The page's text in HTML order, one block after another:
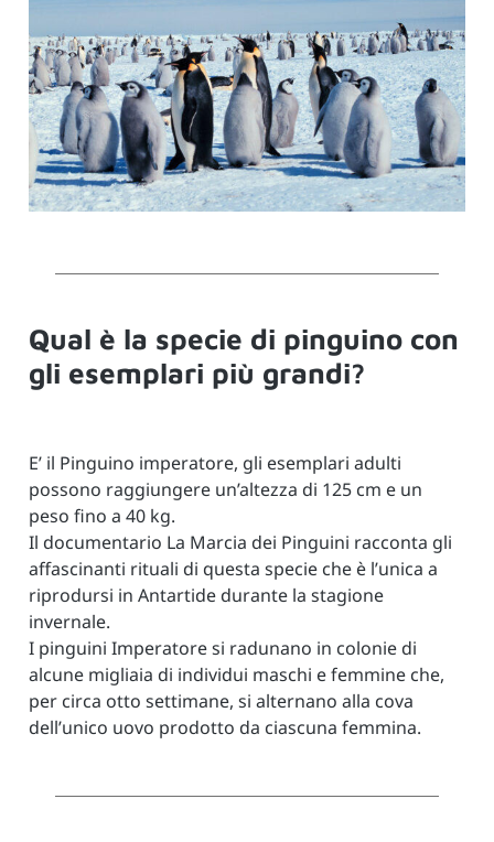
Qual è la specie di pinguino con
gli esemplari più grandi?
E’ il Pinguino imperatore, gli esemplari adulti
possono raggiungere un’altezza di 125 cm e un
peso fino a 40 kg.
Il documentario La Marcia dei Pinguini racconta gli
affascinanti rituali di questa specie che è l’unica a
riprodursi in Antartide durante la stagione
invernale.
I pinguini Imperatore si radunano in colonie di
alcune migliaia di individui maschi e femmine che,
per circa otto settimane, si alternano alla cova
dell’unico uovo prodotto da ciascuna femmina.